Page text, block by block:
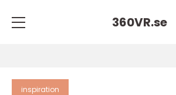
360VR.se
inspiration